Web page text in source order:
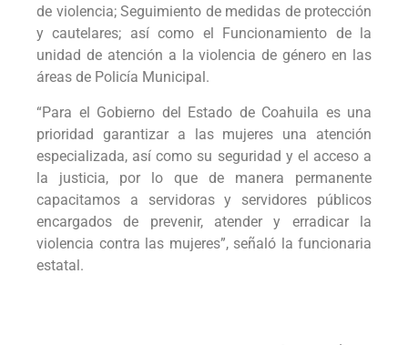
de violencia; Seguimiento de medidas de protección
y cautelares; así como el Funcionamiento de la
unidad de atención a la violencia de género en las
áreas de Policía Municipal.
“Para el Gobierno del Estado de Coahuila es una
prioridad garantizar a las mujeres una atención
especializada, así como su seguridad y el acceso a
la justicia, por lo que de manera permanente
capacitamos a servidoras y servidores públicos
encargados de prevenir, atender y erradicar la
violencia contra las mujeres”, señaló la funcionaria
estatal.